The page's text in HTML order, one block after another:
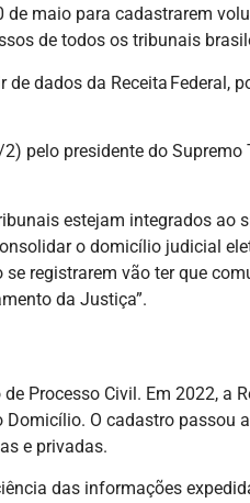
maio para cadastrarem
de todos os tribunais
dados da Receita Federal,
pelo presidente do
estejam integrados ao
o domicílio judicial
registrarem vão ter que
da Justiça”.
Processo Civil. Em 2022, a
O cadastro passou
e privadas.
das informações